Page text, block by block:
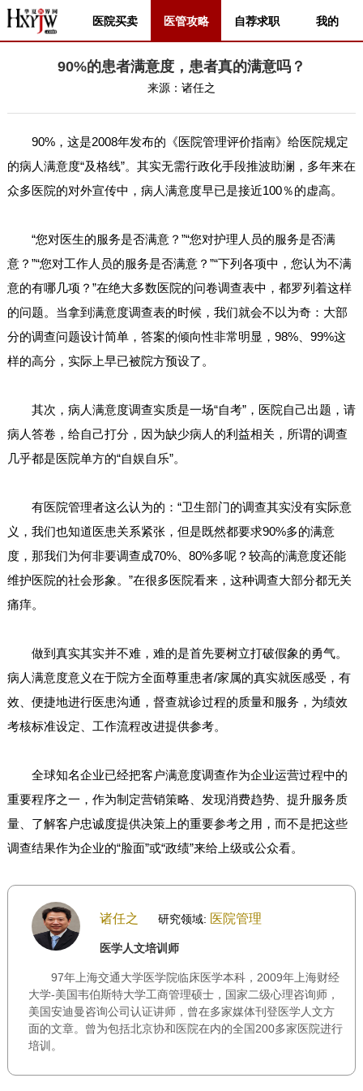
医院买卖 医管攻略 自荐求职 我的
90%的患者满意度，患者真的满意吗？
来源： 诸任之
90%，这是2008年发布的《医院管理评价指南》给医院规定
的病人满意度“及格线”。其实无需行政化手段推波助澜，多年来在
众多医院的对外宣传中，病人满意度早已是接近100％的虚高。
“您对医生的服务是否满意？”“您对护理人员的服务是否满
意？”“您对工作人员的服务是否满意？”“下列各项中，您认为不满
意的有哪几项？”在绝大多数医院的问卷调查表中，都罗列着这样
的问题。当拿到满意度调查表的时候，我们就会不以为奇：大部
分的调查问题设计简单，答案的倾向性非常明显，98%、99%这
样的高分，实际上早已被院方预设了。
其次，病人满意度调查实质是一场“自考”，医院自己出题，请
病人答卷，给自己打分，因为缺少病人的利益相关，所谓的调查
几乎都是医院单方的“自娱自乐”。
有医院管理者这么认为的：“卫生部门的调查其实没有实际意
义，我们也知道医患关系紧张，但是既然都要求90%多的满意
度，那我们为何非要调查成70%、80%多呢？较高的满意度还能
维护医院的社会形象。”在很多医院看来，这种调查大部分都无关
痛痒。
做到真实其实并不难，难的是首先要树立打破假象的勇气。
病人满意度意义在于院方全面尊重患者/家属的真实就医感受，有
效、便捷地进行医患沟通，督查就诊过程的质量和服务，为绩效
考核标准设定、工作流程改进提供参考。
全球知名企业已经把客户满意度调查作为企业运营过程中的
重要程序之一，作为制定营销策略、发现消费趋势、提升服务质
量、了解客户忠诚度提供决策上的重要参考之用，而不是把这些
调查结果作为企业的“脸面”或“政绩”来给上级或公众看。
诸任之 研究领域: 医院管理
医学人文培训师
97年上海交通大学医学院临床医学本科，2009年上海财经
大学-美国韦伯斯特大学工商管理硕士，国家二级心理咨询师，
美国安迪曼咨询公司认证讲师，曾在多家媒体刊登医学人文方
面的文章。曾为包括北京协和医院在内的全国200多家医院进行
培训。